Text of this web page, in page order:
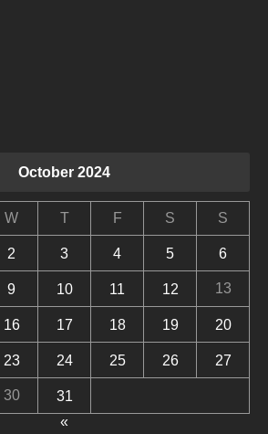
October 2024
W T F S S
2 3 4 5 6
9 10 11 12 13
16 17 18 19 20
23 24 25 26 27
30
31
«